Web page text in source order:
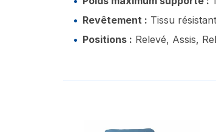
Revêtement : Tissu
Positions : Relevé, Assis,